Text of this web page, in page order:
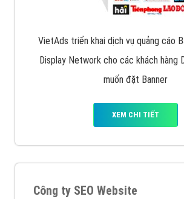
VietAds triển khai dịch vụ quảng cáo
Display Network cho các khách hàng
muốn đặt Banner
XEM CHI TIẾT
Công ty SEO Website